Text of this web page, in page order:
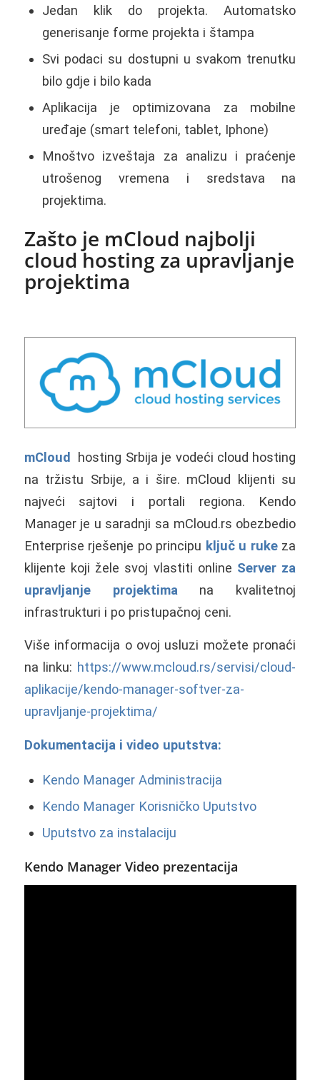
Jedan klik do projekta. Automatsko
generisanje forme projekta i štampa
Svi podaci su dostupni u svakom trenutku
bilo gdje i bilo kada
Aplikacija je optimizovana za mobilne
uređaje (smart telefoni, tablet, Iphone)
Mnoštvo izveštaja za analizu i praćenje
utrošenog vremena i sredstava na
projektima.
Zašto je mCloud najbolji
cloud hosting za upravljanje
projektima
mCloud hosting Srbija je vodeći cloud hosting
na tržistu Srbije, a i šire. mCloud klijenti su
najveći sajtovi i portali regiona. Kendo
Manager je u saradnji sa mCloud.rs obezbedio
Enterprise rješenje po principu ključ u ruke za
klijente koji žele svoj vlastiti online Server za
upravljanje projektima na kvalitetnoj
infrastrukturi i po pristupačnoj ceni.
Više informacija o ovoj usluzi možete pronaći
na linku: https://www.mcloud.rs/servisi/cloud-
aplikacije/kendo-manager-softver-za-
upravljanje-projektima/
Dokumentacija i video uputstva:
Kendo Manager Administracija
Kendo Manager Korisničko Uputstvo
Uputstvo za instalaciju
Kendo Manager Video prezentacija